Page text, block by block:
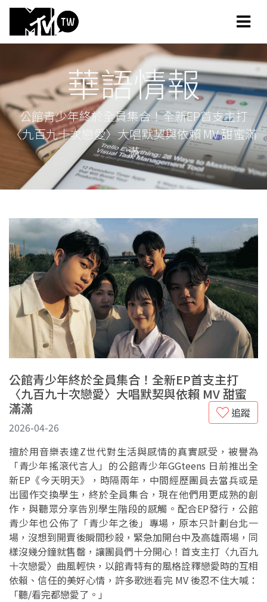
華語情報
公館青少年終於全員集合！全新EP首支主打
〈九百九十次戀愛〉大唱默契與依賴 MV 甜蜜滿
滿
公館青少年終於全員集合！全新EP首支主打
〈九百九十次戀愛〉大唱默契與依賴 MV 甜蜜
滿滿
追蹤
2026-04-26
擅於用音樂表達Z世代對生活與感情的真實感受，被譽為
「青少年搖滾代言人」的公館青少年GGteens 日前推出全
新EP《今天明天》，時隔兩年，中間經歷團員去當兵或是
出國作交換學生，終於全員集合，現在他們用更成熟的創
作，與聽眾分享告別學生階段的感觸。配合EP發行，公館
青少年也公佈了「青少年之後」專場，原本只計劃台北一
場，沒想到開賣後瞬間秒殺，緊急加開台中及高雄兩場，同
樣沒幾分鐘就售罄，讓團員們十分開心！首支主打〈九百九
十次戀愛〉曲風輕快，以館青特有的風格詮釋戀愛時的互相
依賴、信任的美好心情，許多歌迷看完 MV 後忍不住大喊：
「聽/看完都戀愛了。」